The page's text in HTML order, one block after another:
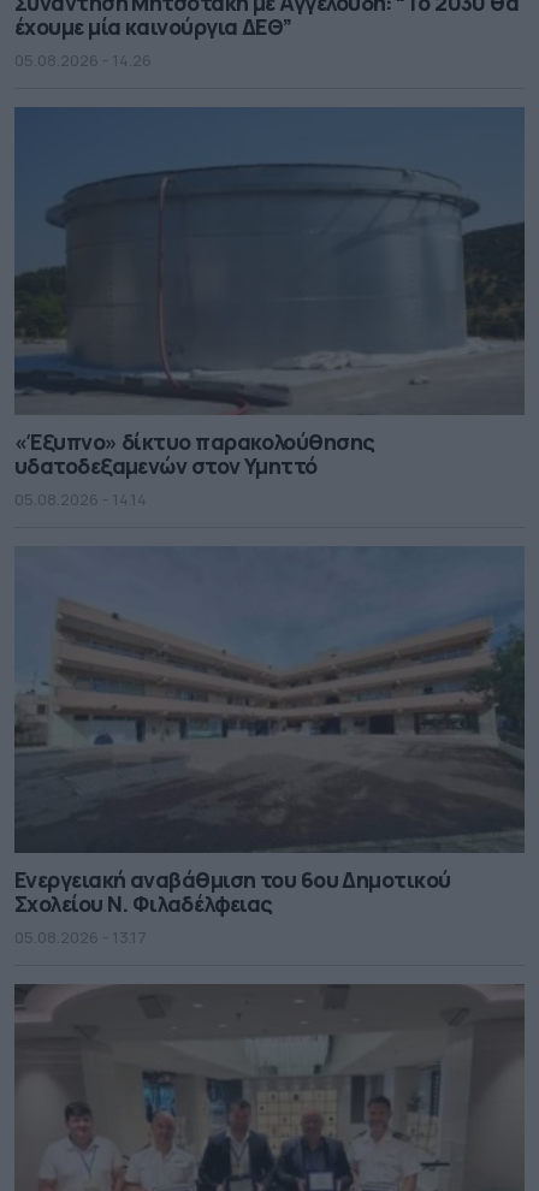
έχουμε μία καινούργια ΔΕΘ”
05.08.2026 - 14.26
«Έξυπνο» δίκτυο παρακολούθησης
υδατοδεξαμενών στον Υμηττό
05.08.2026 - 14.14
Ενεργειακή αναβάθμιση του 6ου Δημοτικού
Σχολείου Ν. Φιλαδέλφειας
05.08.2026 - 13.17